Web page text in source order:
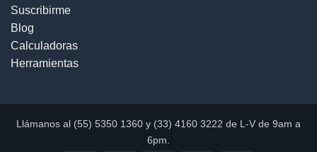
Suscribirme
Blog
Calculadoras
Herramientas
Llámanos al (55) 5350 1360 y (33) 4160 3222 de L-V de 9am a
6pm.